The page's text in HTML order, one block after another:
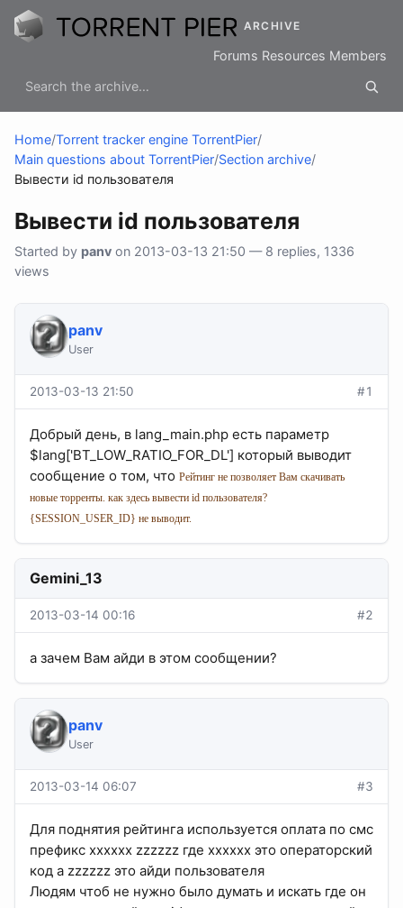
ARCHIVE
Forums Resources Members
Home/Torrent tracker engine TorrentPier/
Main questions about TorrentPier/Section archive/
Вывести id пользователя
Вывести id пользователя
Started by panv on 2013-03-13 21:50 — 8 replies, 1336
views
panv
User
2013-03-13 21:50 #1
Добрый день, в lang_main.php есть параметр
$lang['BT_LOW_RATIO_FOR_DL'] который выводит
сообщение о том, что Рейтинг не позволяет Вам скачивать
новые торренты. как здесь вывести id пользователя?
{SESSION_USER_ID} не выводит.
Gemini_13
2013-03-14 00:16 #2
а зачем Вам айди в этом сообщении?
panv
User
2013-03-14 06:07 #3
Для поднятия рейтинга используется оплата по смс
префикс xxxxxx zzzzzz где хххххх это операторский
код а zzzzzz это айди пользователя
Людям чтоб не нужно было думать и искать где он